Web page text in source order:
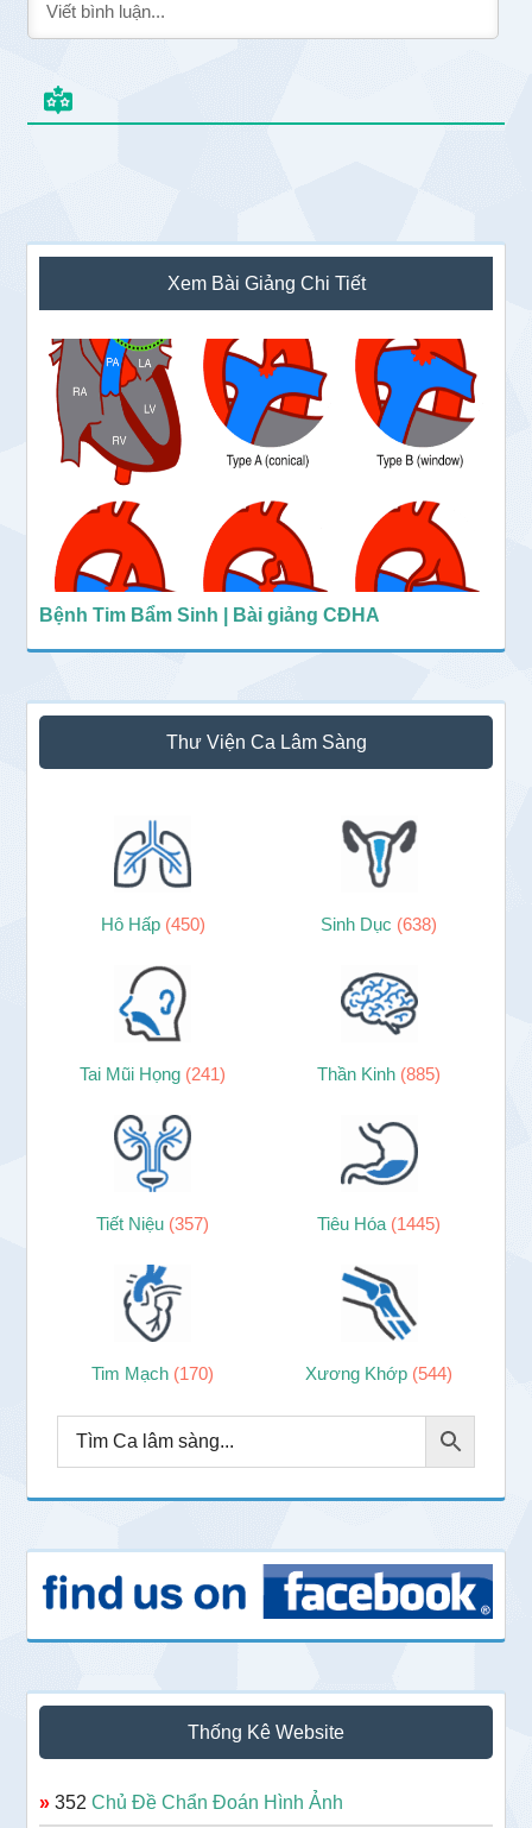
Sidebar
chính
Xem Bài Giảng Chi Tiết
Bệnh Tim Bẩm Sinh | Bài giảng CĐHA
Thư Viện Ca Lâm Sàng
Hô Hấp (450) Sinh Dục (638)
Tai Mũi Họng (241) Thần Kinh (885)
Tiết Niệu (357) Tiêu Hóa (1445)
Tim Mạch (170) Xương Khớp (544)
Thống Kê Website
» 352Chủ Đề Chẩn Đoán Hình Ảnh